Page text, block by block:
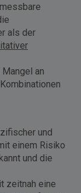
als der
an
und
einem Risiko
und die
zeitnah eine